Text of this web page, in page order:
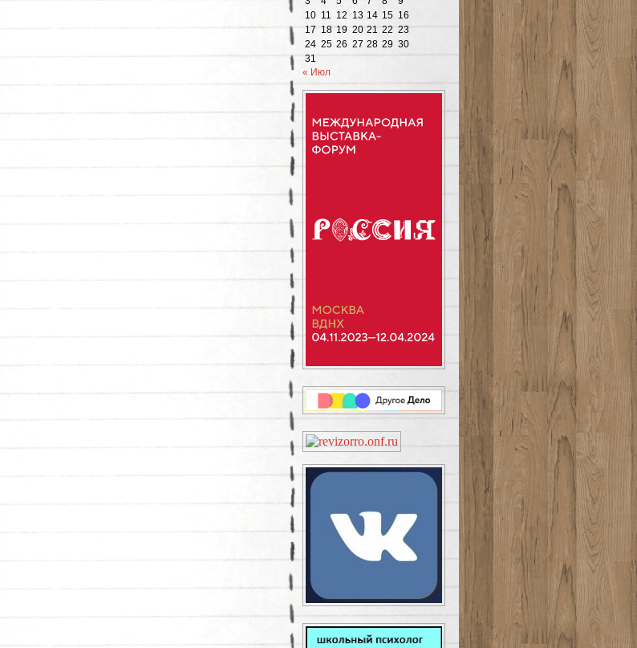
10 11 12 13 14 15 16
17 18 19 20 21 22 23
24 25 26 27 28 29 30
31
« Июл